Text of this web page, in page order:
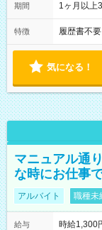
期間 1ヶ月以上
特徴 履歴書不要
気になる！
マニュアル通
な時にお仕事
アルバイト 職種未
給与
時給1,300